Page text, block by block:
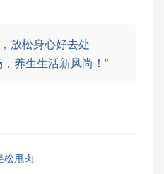
放松身心好去处
养生生活新风尚！”
松甩肉